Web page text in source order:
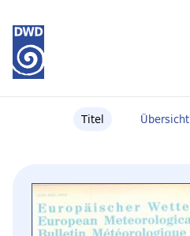
Titel Übersicht